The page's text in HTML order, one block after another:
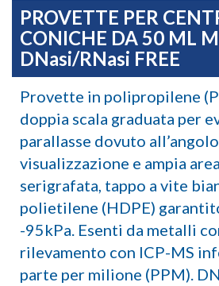
PROVETTE PER
CONICHE DA 50 ML
DNasi/RNasi FREE
Provette in polipropilene
doppia scala graduata per
parallasse dovuto
visualizzazione e ampia
serigrafata, tappo a vite
polietilene (HDPE)
-95kPa. Esenti da metalli
rilevamento con ICP-MS
parte per milione (PPM).